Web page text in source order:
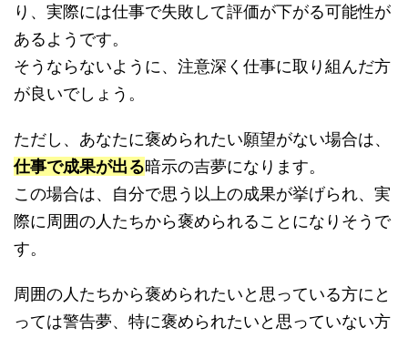
り、実際には仕事で失敗して評価が下がる可能性が
あるようです。
そうならないように、注意深く仕事に取り組んだ方
が良いでしょう。
ただし、あなたに褒められたい願望がない場合は、
仕事で成果が出る暗示の吉夢になります。
この場合は、自分で思う以上の成果が挙げられ、実
際に周囲の人たちから褒められることになりそうで
す。
周囲の人たちから褒められたいと思っている方にと
っては警告夢、特に褒められたいと思っていない方